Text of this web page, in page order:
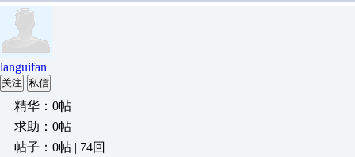
languifan
关注 私信
精华：0帖
求助：0帖
帖子：0帖 | 74回